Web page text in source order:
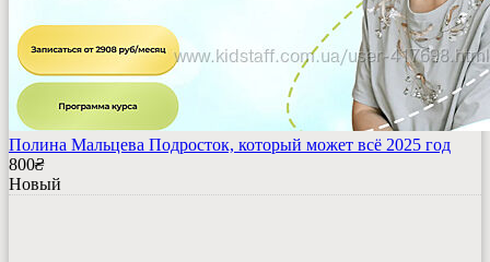
Полина Мальцева Подросток, который может всё 2025 год
800₴
Новый